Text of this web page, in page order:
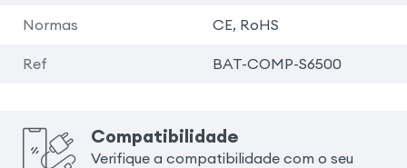
Normas CE, RoHS
Ref BAT-COMP-S6500
Compatibilidade
Verifique a compatibilidade com o seu